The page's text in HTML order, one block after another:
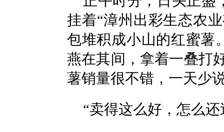
挂着“漳州出彩生态农
包堆积成小山的红蜜
燕在其间，拿着一叠打
薯销量很不错，一天少
“卖得这么好，怎么还